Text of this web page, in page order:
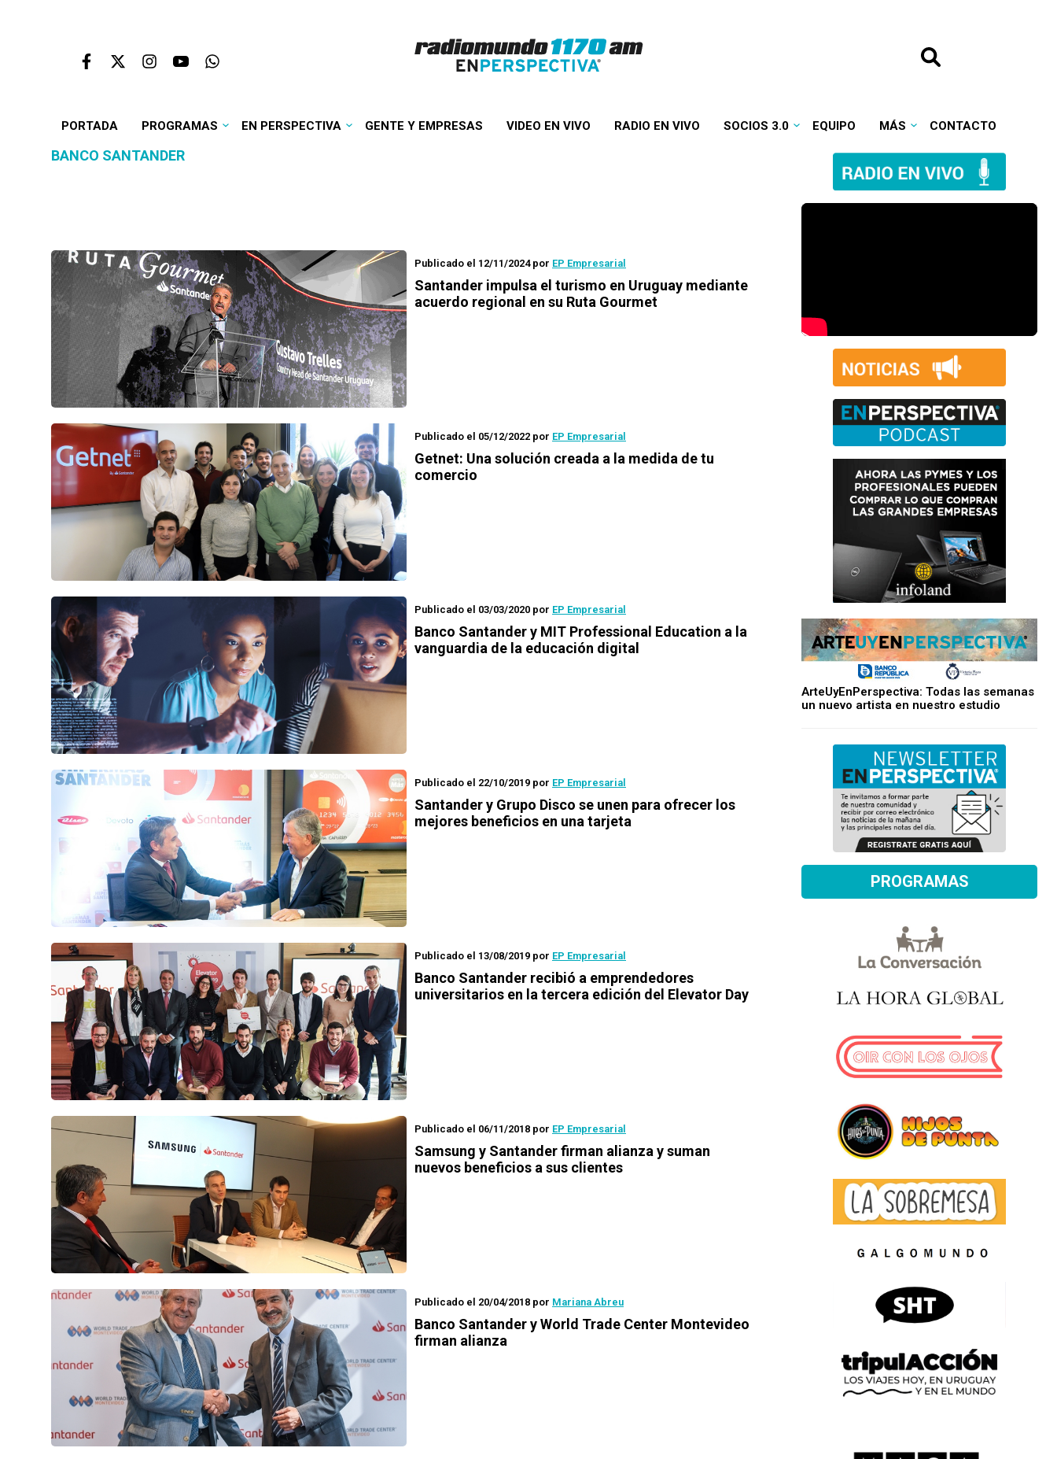
PORTADA PROGRAMAS EN PERSPECTIVA GENTE Y EMPRESAS VIDEO EN VIVO RADIO EN VIVO SOCIOS 3.0 EQUIPO MÁS CONTACTO
BANCO SANTANDER
Publicado el 12/11/2024por EP Empresarial
Santander impulsa el turismo en Uruguay mediante
acuerdo regional en su Ruta Gourmet
Publicado el 05/12/2022 por EP Empresarial
Getnet: Una solución creada a la medida de tu
comercio
Publicado el 03/03/2020 por EP Empresarial
Banco Santander y MIT Professional Education a la
vanguardia de la educación digital
Publicado el 22/10/2019 por EP Empresarial
Santander y Grupo Disco se unen para ofrecer los
mejores beneficios en una tarjeta
Publicado el 13/08/2019 por EP Empresarial
Banco Santander recibió a emprendedores
universitarios en la tercera edición del Elevator Day
Publicado el 06/11/2018 por EP Empresarial
Samsung y Santander firman alianza y suman
nuevos beneficios a sus clientes
Publicado el 20/04/2018 por Mariana Abreu
Banco Santander y World Trade Center Montevideo
firman alianza
ArteUyEnPerspectiva: Todas las semanas
un nuevo artista en nuestro estudio
PROGRAMAS